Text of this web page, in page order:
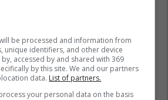
be processed and information from
unique identifiers, and other device
accessed by and shared with 369
by this site. We and our partners
data. List of partners.
your personal data on the basis